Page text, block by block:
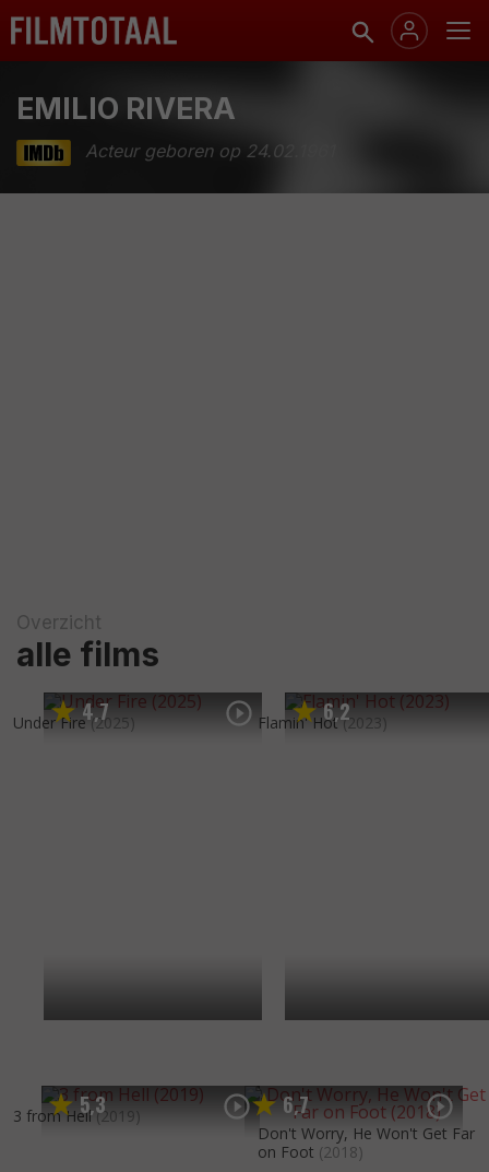
EMILIO RIVERA
Acteur geboren op 24.02.1961
Overzicht
alle films
4,7
Under Fire (2025) 6,2
Flamin' Hot (2023)
5,3
3 from Hell (2019) 6,7
Don't Worry, He Won't Get Far
on Foot (2018)